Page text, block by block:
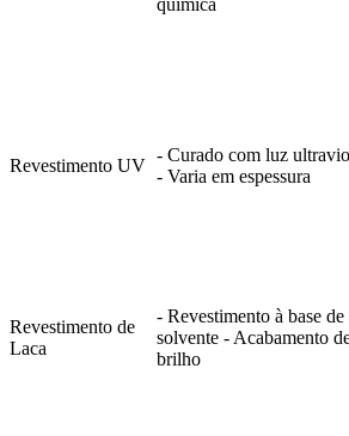
química
Revestimento UV
- Curado com luz
- Varia em espessura
Revestimento de
Laca
- Revestimento à base de
solvente - Acabamento
brilho